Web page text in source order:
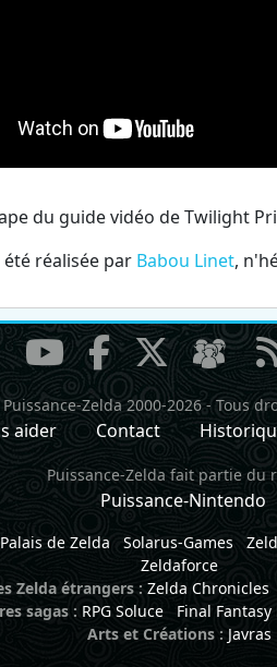
du guide vidéo de Twilight
été réalisée par Babou Linet,
Puissance-Zelda 2000-2026-Tous
aider Contact
Puissance-Zelda fait partie du
Puissance-Nintendo
de Zelda Solarus-Games
Zeldaforce
Zelda étrangers : Zelda Chronicles
sagas : RPG Soluce Final Fantasy
Arts et Créations : Javras